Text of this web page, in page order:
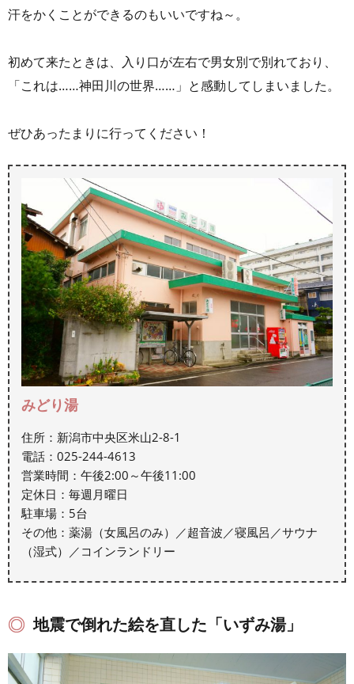
汗をかくことができるのもいいですね～。
初めて来たときは、入り口が左右で男女別で別れており、
「これは……神田川の世界……」と感動してしまいました。
ぜひあったまりに行ってください！
みどり湯
住所：新潟市中央区米山2-8-1
電話：025-244-4613
営業時間：午後2:00～午後11:00
定休日：毎週月曜日
駐車場：5台
その他：薬湯（女風呂のみ）／超音波／寝風呂／サウナ
（湿式）／コインランドリー
地震で倒れた絵を直した「いずみ湯」